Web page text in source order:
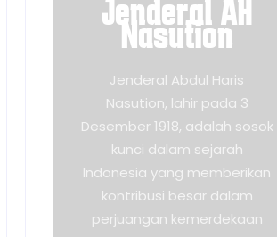
Jenderal AH
Nasution
Jenderal Abdul Haris
Nasution, lahir pada 3
Desember 1918, adalah sosok
kunci dalam sejarah
Indonesia yang memberikan
kontribusi besar dalam
perjuangan kemerdekaan